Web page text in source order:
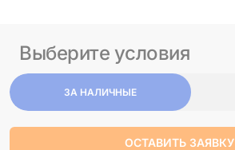
Выберите условия
ЗА НАЛИЧНЫЕ
ОСТАВИТЬ ЗАЯВКУ